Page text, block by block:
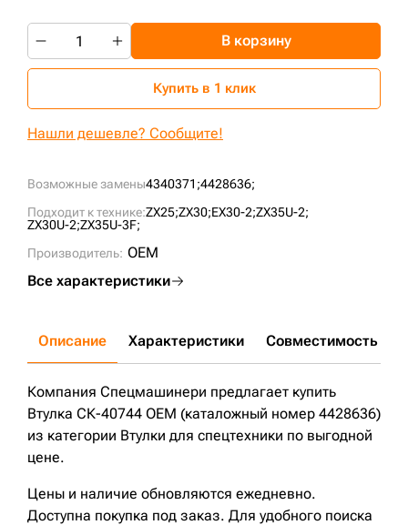
Возможные замены4340371;4428636;
Подходит к технике:ZX25;ZX30;EX30-2;ZX35U-2;
ZX30U-2;ZX35U-3F;
Производитель: OEM
Все характеристики
В корзину
Купить в 1 клик
Нашли дешевле? Сообщите!
Описание Характеристики Совместимость
Компания Спецмашинери предлагает купить
Втулка СК-40744 OEM (каталожный номер 4428636)
из категории Втулки для спецтехники по выгодной
цене.
Цены и наличие обновляются ежедневно.
Доступна покупка под заказ. Для удобного поиска